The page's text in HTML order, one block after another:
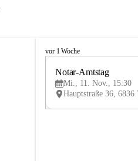
V
vor 1 Woche
Notar-Amtstag
Mi., 11. Nov., 15:30